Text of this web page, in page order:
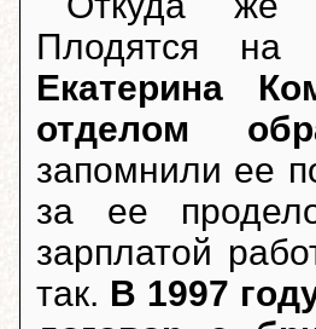
Плодятся
Екатерина
отделом
запомнили ее
за ее
зарплатой
так. В 1997